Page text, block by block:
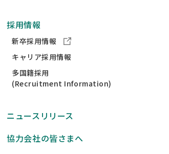
採用情報
新卒採用情報
キャリア採用情報
多国籍採用
(Recruitment Information)
ニュースリリース
協力会社の皆さまへ